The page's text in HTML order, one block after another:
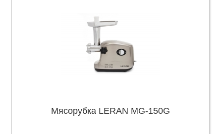
Мясорубка LERAN MG-150G